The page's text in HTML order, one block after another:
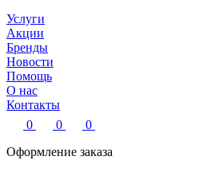
Услуги
Акции
Бренды
Новости
Помощь
О нас
Контакты
0
0
0
Оформление заказа